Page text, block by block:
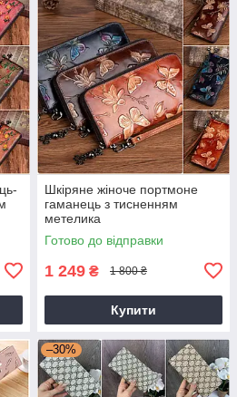
Шкіряне жіноче портмоне
гаманець з тисненням
метелика
Готово до відправки
1 249 ₴ 1 800 ₴
Купити
–30%